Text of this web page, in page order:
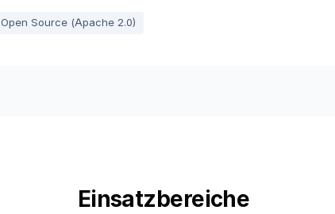
Open Source (Apache 2.0)
Einsatzbereiche